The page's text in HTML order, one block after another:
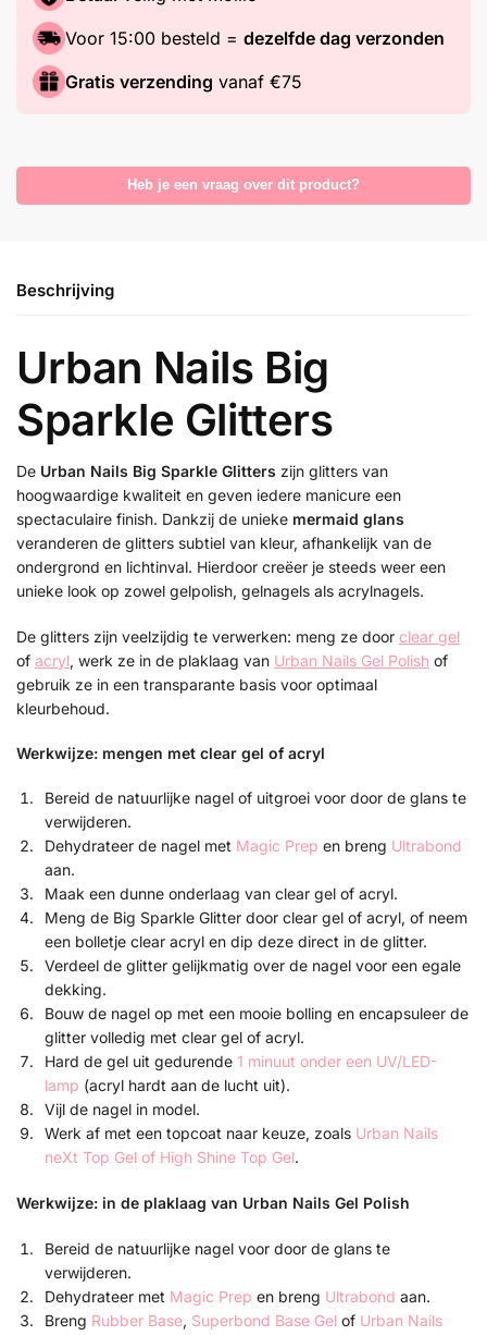
Voor 15:00 besteld = dezelfde dag verzonden
Gratis verzending vanaf €75
Heb je een vraag over dit product?
Beschrijving
Urban Nails Big
Sparkle Glitters
De Urban Nails Big Sparkle Glitters zijn glitters van
hoogwaardige kwaliteit en geven iedere manicure een
spectaculaire finish. Dankzij de unieke mermaid glans
veranderen de glitters subtiel van kleur, afhankelijk van de
ondergrond en lichtinval. Hierdoor creëer je steeds weer een
unieke look op zowel gelpolish, gelnagels als acrylnagels.
De glitters zijn veelzijdig te verwerken: meng ze door clear gel
of acryl, werk ze in de plaklaag van Urban Nails Gel Polish of
gebruik ze in een transparante basis voor optimaal
kleurbehoud.
Werkwijze: mengen met clear gel of acryl
Bereid de natuurlijke nagel of uitgroei voor door de glans te
verwijderen.
Dehydrateer de nagel met Magic Prep en breng Ultrabond
aan.
Maak een dunne onderlaag van clear gel of acryl.
Meng de Big Sparkle Glitter door clear gel of acryl, of neem
een bolletje clear acryl en dip deze direct in de glitter.
Verdeel de glitter gelijkmatig over de nagel voor een egale
dekking.
Bouw de nagel op met een mooie bolling en encapsuleer de
glitter volledig met clear gel of acryl.
Hard de gel uit gedurende 1 minuut onder een UV/LED-
lamp (acryl hardt aan de lucht uit).
Vijl de nagel in model.
Werk af met een topcoat naar keuze, zoals Urban Nails
neXt Top Gel of High Shine Top Gel.
Werkwijze: in de plaklaag van Urban Nails Gel Polish
Bereid de natuurlijke nagel voor door de glans te
verwijderen.
Dehydrateer met Magic Prep en breng Ultrabond aan.
Breng Rubber Base, Superbond Base Gel of Urban Nails